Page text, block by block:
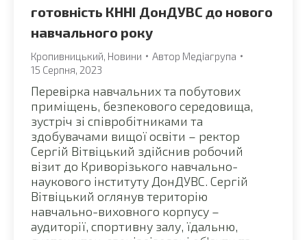
готовність КННІ ДонДУВС до нового
навчального року
Кропивницький Новини Автор Медіагрупа
15 Серпня, 2023
Перевірка навчальних та побутових
приміщень, безпекового середовища,
зустріч зі співробітниками та
здобувачами вищої освіти – ректор
Сергій Вітвіцький здійснив робочий
візит до Криворізького навчально-
наукового інституту ДонДУВС. Сергій
Вітвіцький оглянув територію
навчально-виховного корпусу –
аудиторії, спортивну залу, їдальню,